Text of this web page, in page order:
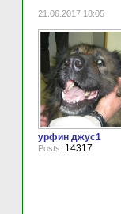
21.06.2017 18:05
урфин джус1
Posts: 14317